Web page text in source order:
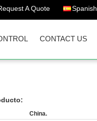
A Quote Spanish
CONTACT US
China.